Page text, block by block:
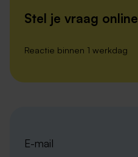
Stel je vraag online
Reactie binnen 1 werkdag
E-mail